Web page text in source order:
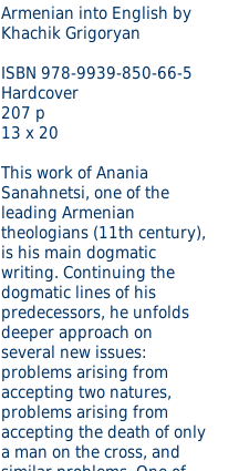
Armenian into English by
Khachik Grigoryan
ISBN 978-9939-850-66-5
Hardcover
207 p
13 x 20
This work of Anania
Sanahnetsi, one of the
leading Armenian
theologians (11th century),
is his main dogmatic
writing. Continuing the
dogmatic lines of his
predecessors, he unfolds
deeper approach on
several new issues:
problems arising from
accepting two natures,
problems arising from
accepting the death of only
a man on the cross, and